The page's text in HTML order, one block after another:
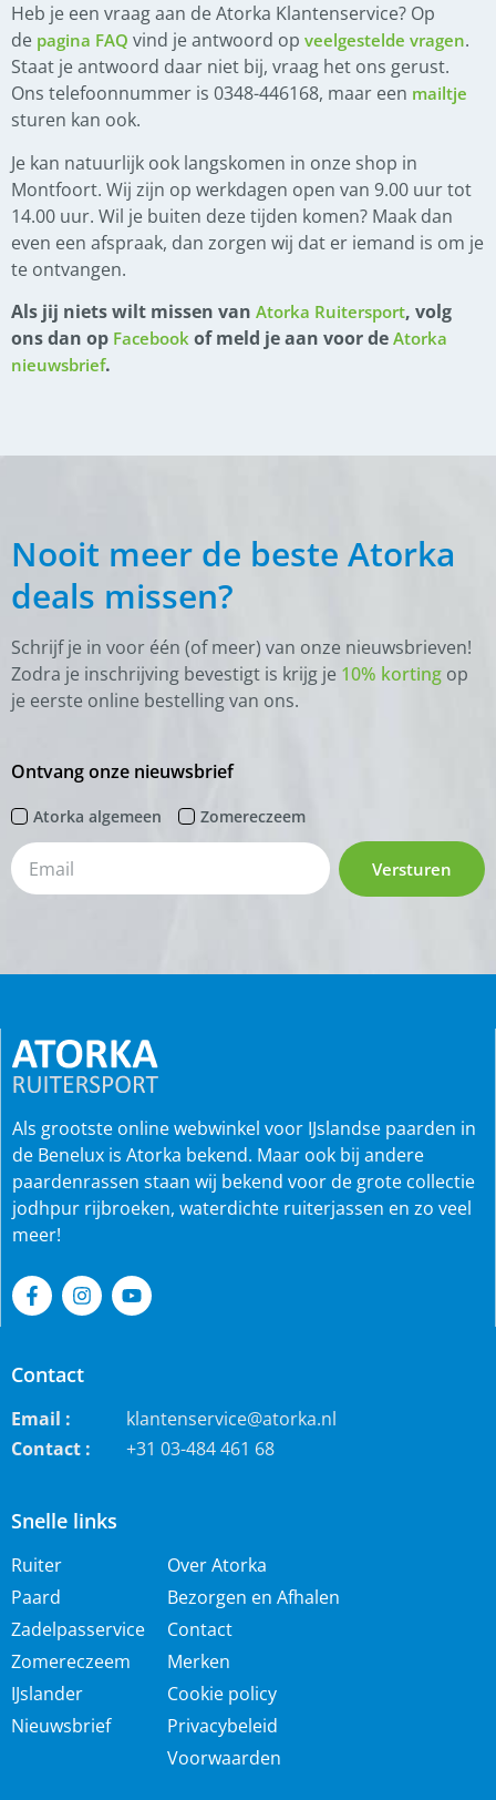
Heb je een vraag aan de Atorka Klantenservice? Op
de pagina FAQ vind je antwoord op veelgestelde vragen.
Staat je antwoord daar niet bij, vraag het ons gerust.
Ons telefoonnummer is 0348-446168, maar een mailtje
sturen kan ook.
Je kan natuurlijk ook langskomen in onze shop in
Montfoort. Wij zijn op werkdagen open van 9.00 uur tot
14.00 uur. Wil je buiten deze tijden komen? Maak dan
even een afspraak, dan zorgen wij dat er iemand is om je
te ontvangen.
Als jij niets wilt missen van Atorka Ruitersport, volg
ons dan op Facebook of meld je aan voor de Atorka
nieuwsbrief.
Nooit meer de beste Atorka
deals missen?
Schrijf je in voor één (of meer) van onze nieuwsbrieven!
Zodra je inschrijving bevestigt is krijg je 10% korting op
je eerste online bestelling van ons.
Ontvang onze nieuwsbrief
Atorka algemeen Zomereczeem
Versturen
Snelle links
Ruiter
Paard
Zadelpasservice
Zomereczeem
IJslander
Nieuwsbrief
Over Atorka
Bezorgen en Afhalen
Contact
Merken
Cookie policy
Privacybeleid
Voorwaarden
Als grootste online webwinkel voor IJslandse paarden in
de Benelux is Atorka bekend. Maar ook bij andere
paardenrassen staan wij bekend voor de grote collectie
jodhpur rijbroeken, waterdichte ruiterjassen en zo veel
meer!
Contact
Email :
klantenservice@atorka.nl
Contact :
+31 03-484 461 68